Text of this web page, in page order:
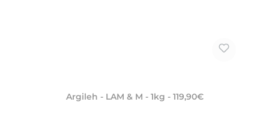
Argileh - LAM & M - 1kg - 119,90€